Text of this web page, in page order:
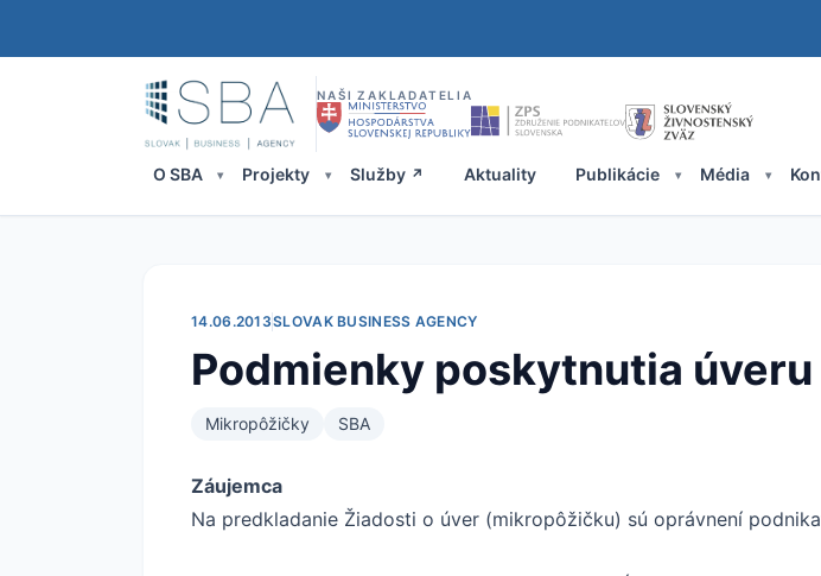
NAŠI ZAKLADATELIA
O SBA Projekty Služby Aktuality Publikácie Média
14.06.2013SLOVAK BUSINESS AGENCY
Podmienky poskytnutia úveru
Mikropôžičky SBA
Záujemca
Na predkladanie Žiadosti o úver (mikropôžičku) sú oprávnení